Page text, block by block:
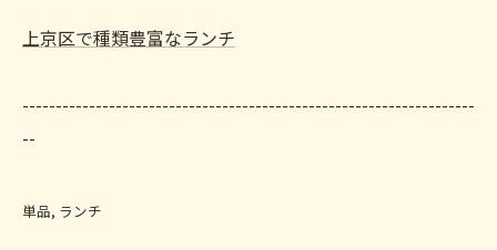
上京区で種類豊富なランチ
--------------------------------------------------------------------
--
単品 ランチ